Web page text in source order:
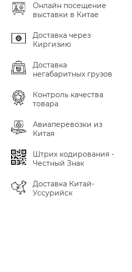
Онлайн посещение
выставки в Китае
Доставка через
Киргизию
Доставка
негабаритных грузов
Контроль качества
товара
Авиаперевозки из
Китая
Штрих кодирования -
Честный Знак
Доставка Китай-
Уссурийск